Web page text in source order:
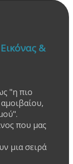
&
"η πιο
που μας
μια σειρά